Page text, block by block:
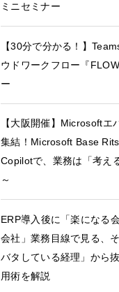
ミニセミナー
【30分で分かる！】
ウドワークフロー『
ー
【大阪開催】Microsoftエ
集結！Microsoft Base
Copilotで、業務は「考え
～
ERP導入後に「楽になる
会社」業務目線で見る、
バタしている経理」から
用術を解説